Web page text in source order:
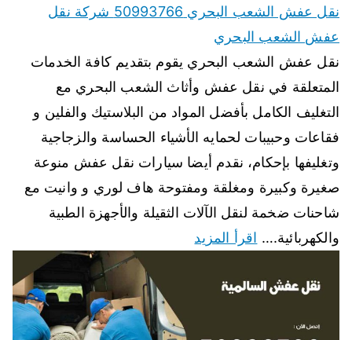
نقل عفش الشعب البحري 50993766 شركة نقل
عفش الشعب البحري
نقل عفش الشعب البحري يقوم بتقديم كافة الخدمات
المتعلقة في نقل عفش وأثاث الشعب البحري مع
التغليف الكامل بأفضل المواد من البلاستيك والفلين و
فقاعات وحبيبات لحمايه الأشياء الحساسة والزجاجية
وتغليفها بإحكام، نقدم أيضا سيارات نقل عفش منوعة
صغيرة وكبيرة ومغلقة ومفتوحة هاف لوري و وانيت مع
شاحنات ضخمة لنقل الآلات الثقيلة والأجهزة الطبية
والكهربائية.… اقرأ المزيد